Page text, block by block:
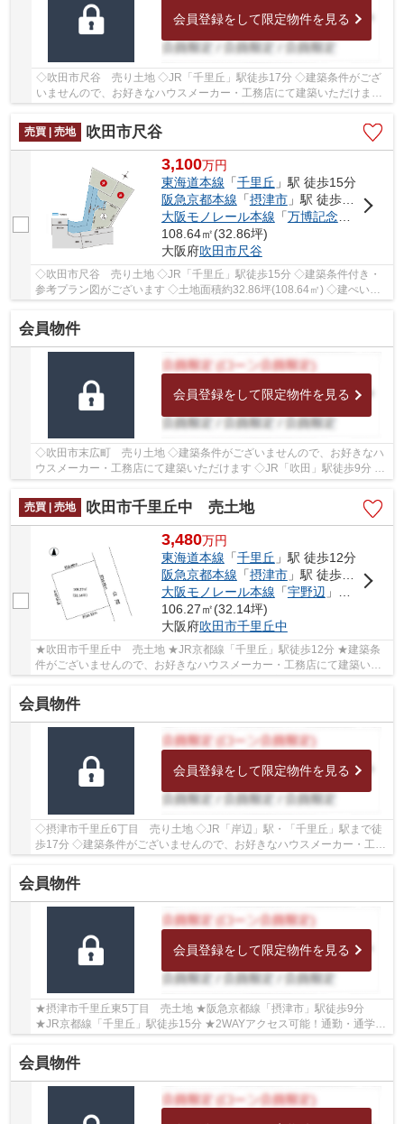
会員登録をして限定物件を見る
◇吹田市尺谷 売り土地 ◇JR「千里丘」駅徒歩17分 ◇建築条件がござ
いませんので、お好きなハウスメーカー・工務店にて建築いただけます
◇土地面積約72.16坪(238.56㎡) ◇建ぺい率60％、...
売買 | 売地
吹田市尺谷
3,100万円
東海道本線 「千里丘 」駅 徒歩15分
阪急京都本線 「摂津市」駅 徒歩24分
大阪モノレール本線 「万博記念公園
」駅
108.64㎡(32.86坪)
大阪府吹田市尺谷
◇吹田市尺谷 売り土地 ◇JR「千里丘」駅徒歩15分 ◇建築条件付き・
参考プラン図がございます ◇土地面積約32.86坪(108.64㎡) ◇建ぺい率
60％、容積率200％ ◇学校区は南山田小学校、山田中...
会員物件
会員登録をして限定物件を見る
◇吹田市末広町 売り土地 ◇建築条件がございませんので、お好きなハ
ウスメーカー・工務店にて建築いただけます ◇JR「吹田」駅徒歩9分 ◇
土地面積84.38㎡ ◇建ぺい率60％、容積率160％ ◇...
売買 | 売地
吹田市千里丘中 売土地
3,480万円
東海道本線 「千里丘 」駅 徒歩12分
阪急京都本線 「摂津市」駅 徒歩22分
大阪モノレール本線 「宇野辺 」駅 徒歩27分
106.27㎡(32.14坪)
大阪府吹田市千里丘中
★吹田市千里丘中 売土地 ★JR京都線「千里丘」駅徒歩12分 ★建築条
件がございませんので、お好きなハウスメーカー・工務店にて建築いた
会員物件
会員登録をして限定物件を見る
◇摂津市千里丘6丁目 売り土地 ◇JR「岸辺」駅・「千里丘」駅まで徒
歩17分 ◇建築条件がございませんので、お好きなハウスメーカー・工務
会員物件
会員登録をして限定物件を見る
★摂津市千里丘東5丁目 売土地 ★阪急京都線「摂津市」駅徒歩9分
★JR京都線「千里丘」駅徒歩15分 ★2WAYアクセス可能！通勤・通学・
お出かけに便利！ ★土地面積約63.18㎡ ★建ぺい率60％...
会員物件